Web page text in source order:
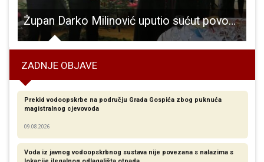
Župan Darko Milinović uputio sućut povodom smrti biskupa Mile Bogovića
ZADNJE OBJAVE
Prekid vodoopskrbe na području Grada Gospića zbog puknuća
magistralnog cjevovoda
09.08.2026
Voda iz javnog vodoopskrbnog sustava nije povezana s nalazima s